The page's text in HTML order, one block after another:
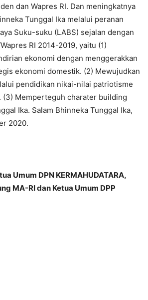
dan Wapres RI. Dan meningkatnya
Tunggal Ika melalui peranan
Suku-suku (LABS) sejalan dengan
RI 2014-2019, yaitu (1)
ekonomi dengan menggerakkan
ekonomi domestik. (2) Mewujudkan
pendidikan nikai-nilai patriotisme
(3) Memperteguh charater building
Ika. Salam Bhinneka Tunggal Ika,
2020.
Umum DPN KERMAHUDATARA,
MA-RI dan Ketua Umum DPP